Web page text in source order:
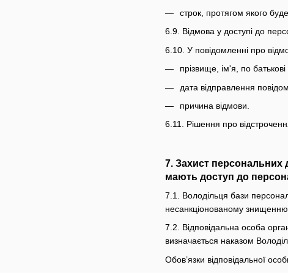
строк, протягом якого
6.9. Відмова у доступі до
6.10. У повідомленні про
прізвище, ім'я, по
дата відправлення
причина відмови.
6.11. Рішення про
7. Захист персональних
мають доступ до
7.1. Володільця бази
несанкціонованому
7.2. Відповідальна особа
визначається наказом
Обов’язки відповідальної